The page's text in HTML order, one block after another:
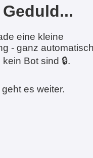
eine kleine
- ganz
Bot sind 🔒.
es weiter.